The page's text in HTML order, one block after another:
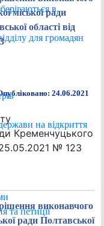
в
для громадян
на відкриття
та петиції
міської ради
області від
24.06.2021
Кременчуцького
25.05.2021 № 123
виконавчого
ради Полтавської